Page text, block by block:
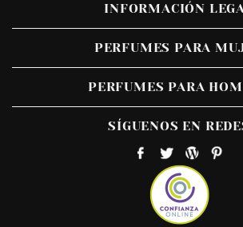
INFORMACIÓN
PERFUMES PARA
PERFUMES PARA
SÍGUENOS EN